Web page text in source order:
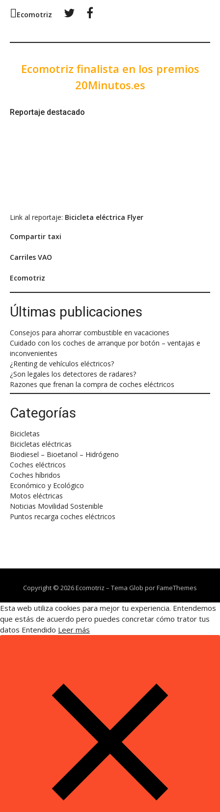
Ecomotriz Twitter
Ecomotriz finalista en los premios
20Minutos.es
Reportaje destacado
Link al reportaje: Bicicleta eléctrica Flyer
Compartir taxi
Carriles VAO
Ecomotriz
Últimas publicaciones
Consejos para ahorrar combustible en vacaciones
Cuidado con los coches de arranque por botón – ventajas e
inconvenientes
¿Renting de vehículos eléctricos?
¿Son legales los detectores de radares?
Razones que frenan la compra de coches eléctricos
Categorías
Bicicletas
Bicicletas eléctricas
Biodiesel – Bioetanol – Hidrógeno
Coches eléctricos
Coches híbridos
Económico y Ecológico
Motos eléctricas
Noticias Movilidad Sostenible
Puntos recarga coches eléctricos
Copyright © 2026 Ecomotriz – Tema Glob porFameThemes
Esta web utiliza cookies para mejor tu experiencia. Entendemos
que estás de acuerdo pero puedes concretar cómo trator tus
datos Entendido Leer más